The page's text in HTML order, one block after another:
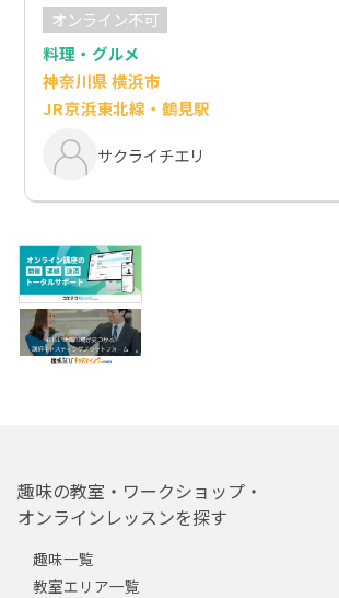
オンライン不可
料理・グルメ
神奈川県 横浜市
JR京浜東北線・鶴見駅
サクライチエリ
趣味の教室・ワークショップ・
オンラインレッスンを探す
趣味一覧
教室エリア一覧